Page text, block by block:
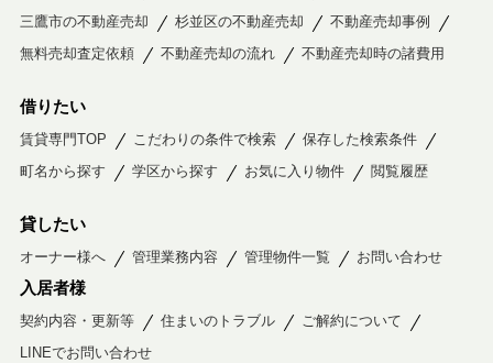
三鷹市の不動産売却
杉並区の不動産売却
不動産売却事例
無料売却査定依頼
不動産売却の流れ 不動産売却時の諸費用
借りたい
賃貸専門TOP こだわりの条件で検索
保存した検索条件
町名から探す
学区から探す お気に入り物件 閲覧履歴
貸したい
オーナー様へ 管理業務内容 管理物件一覧 お問い合わせ
入居者様
契約内容・更新等 住まいのトラブル
ご解約について
LINEでお問い合わせ